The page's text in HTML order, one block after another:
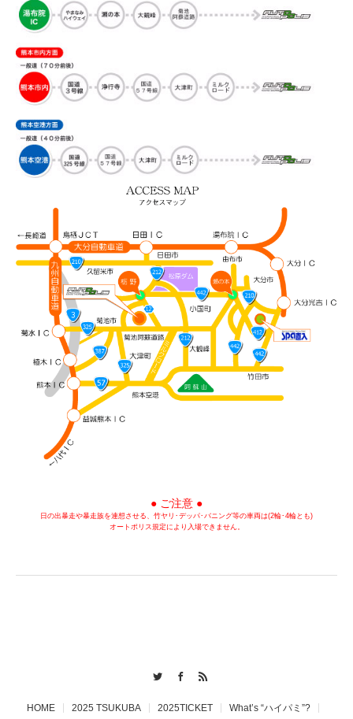
● ご注意 ●
日の出暴走や暴走族を連想させる、竹ヤリ･デッパ･バニング等の車両は(2輪･4輪とも)
オートポリス規定により入場できません。
HOME 2025 TSUKUBA 2025TICKET What’s “ハイパミ”?